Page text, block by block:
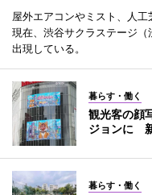
屋外エアコンやミスト、人
現在、渋谷サクラステージ
出現している。
暮らす・働く
観光客の顔
ジョンに
暮らす・働く